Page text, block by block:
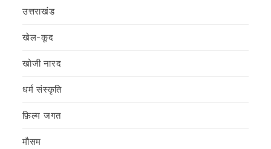
उत्तराखंड
खेल-कूद
खोजी नारद
धर्म संस्कृति
फ़िल्‍म जगत
मौसम